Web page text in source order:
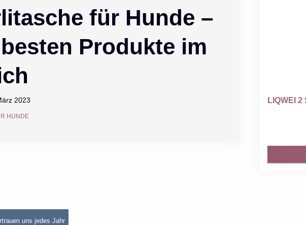
für Hunde –
Produkte im
2023
HUNDE
LIQWEI
uns jedes Jahr